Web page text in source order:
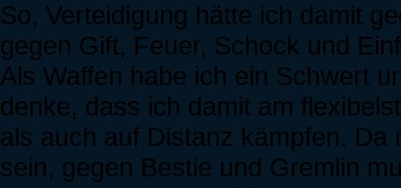
So, Verteidigung hätte ich damit
gegen Gift, Feuer, Schock und
Als Waffen habe ich ein Schwert
denke, dass ich damit am
als auch auf Distanz kämpfen.
sein, gegen Bestie und Gremlin